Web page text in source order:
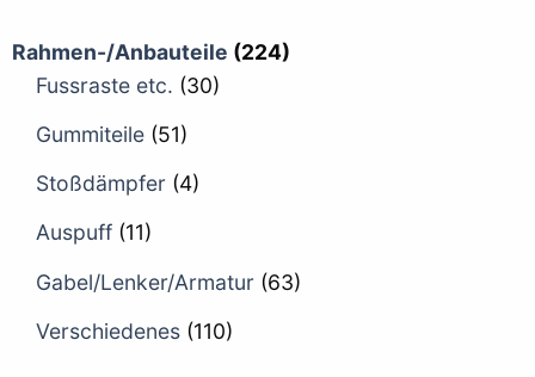
Rahmen-/Anbauteile (224)
Fussraste etc. (30)
Gummiteile (51)
Stoßdämpfer (4)
Auspuff (11)
Gabel/Lenker/Armatur (63)
Verschiedenes (110)